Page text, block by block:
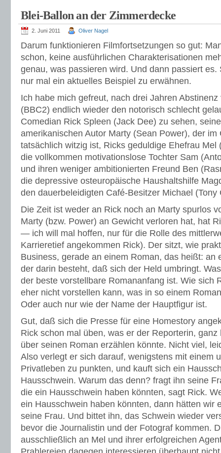
Blei-Ballon an der Zimmerdecke
2. Juni 2011 Oliver Nagel
Darum funktionieren Filmfortsetzungen so gut:
schon, keine ausführlichen Charakterisationen
genau, was passieren wird. Und dann passiert es.
nur mal ein aktuelles Beispiel zu erwähnen.
Ich habe mich gefreut, nach drei Jahren
(BBC2) endlich wieder den notorisch schlecht
Comedian Rick Spleen (Jack Dee) zu sehen,
amerikanischen Autor Marty (Sean Power), der im
tatsächlich witzig ist, Ricks geduldige Ehefrau Mel
die vollkommen motivationslose Tochter Sam
und ihren weniger ambitionierten Freund Ben
die depressive osteuropäische Haushaltshilfe
den dauerbeleidigten Café-Besitzer Michael (Tony
Die Zeit ist weder an Rick noch an Marty spurlos
Marty (bzw. Power) an Gewicht verloren hat, hat
— ich will mal hoffen, nur für die Rolle des
Karrieretief angekommen Rick). Der sitzt, wie
Business, gerade an einem Roman, das heißt: an
der darin besteht, daß sich der Held umbringt.
der beste vorstellbare Romananfang ist. Wie sich
eher nicht vorstellen kann, was in so einem
Oder auch nur wie der Name der Hauptfigur ist.
Gut, daß sich die Presse für eine Homestory
Rick schon mal üben, was er der Reporterin,
über seinen Roman erzählen könnte. Nicht viel,
Also verlegt er sich darauf, wenigstens mit einem
Privatleben zu punkten, und kauft sich ein
Hausschwein. Warum das denn? fragt ihn seine
die ein Hausschwein haben könnten, sagt Rick.
ein Hausschwein haben könnten, dann hätten wir
seine Frau. Und bittet ihn, das Schwein wieder
bevor die Journalistin und der Fotograf kommen.
ausschließlich an Mel und ihrer erfolgreichen